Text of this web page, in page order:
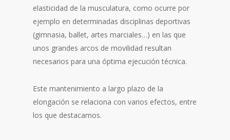
elasticidad de la musculatura, como ocurre por
ejemplo en determinadas disciplinas deportivas
(gimnasia, ballet, artes marciales…) en las que
unos grandes arcos de movilidad resultan
necesarios para una óptima ejecución técnica.
Este mantenimiento a largo plazo de la
elongación se relaciona con varios efectos, entre
los que destacamos.